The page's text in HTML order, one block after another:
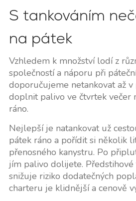
S tankováním
na pátek
Vzhledem k množství lodí z
společností a náporu při
doporučujeme netankovat až
doplnit palivo ve čtvrtek večer
ráno.
Nejlepší je natankovat už
pátek ráno a pořídit si několik
přenosného kanystru. Po
jím palivo dolijete. Předstihové
snižuje riziko dodatečných
charteru je klidnější a cenově